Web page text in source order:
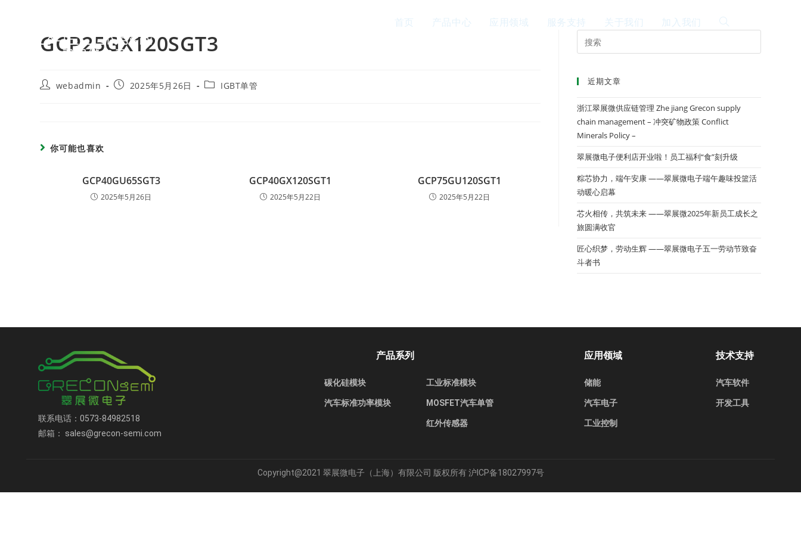
首页 产品中心 应用领域 服务支持 关于我们 加入我们
GCP25GX120SGT3
webadmin 2025年5月26日 IGBT单管
你可能也喜欢
GCP40GU65SGT3
2025年5月26日
GCP40GX120SGT1
2025年5月22日
GCP75GU120SGT1
2025年5月22日
近期文章
浙江翠展微供应链管理 Zhe jiang Grecon supply
chain management – 冲突矿物政策 Conflict
Minerals Policy –
翠展微电子便利店开业啦！员工福利“食”刻升级
粽芯协力，端午安康 ——翠展微电子端午趣味投篮活
动暖心启幕
芯火相传，共筑未来 ——翠展微2025年新员工成长之
旅圆满收官
匠心织梦，劳动生辉 ——翠展微电子五一劳动节致奋
斗者书
联系电话：0573-84982518
邮箱： sales@grecon-semi.com
产品系列
碳化硅模块
汽车标准功率模块
工业标准模块
MOSFET汽车单管
红外传感器
应用领域
储能
汽车电子
工业控制
技术支持
汽车软件
开发工具
Copyright@2021 翠展微电子（上海）有限公司 版权所有沪ICP备18027997号